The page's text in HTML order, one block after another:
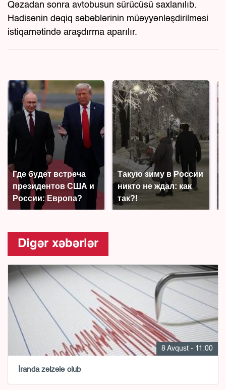
Qəzadan sonra avtobusun sürücüsü saxlanılıb.
Hadisənin dəqiq səbəblərinin müəyyənləşdirilməsi
istiqamətində araşdırma aparılır.
Где будет встреча
президентов США и
России: Европа?
Такую зиму в России
никто не ждал: как
так?!
Digər xəbərlər
8 Avqust - 11:00
İranda zəlzələ olub